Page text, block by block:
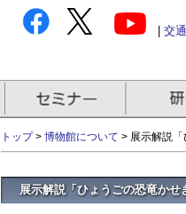
交
トップ> 博物館について > 展示解説「
展示解説「ひょうごの恐竜かせ